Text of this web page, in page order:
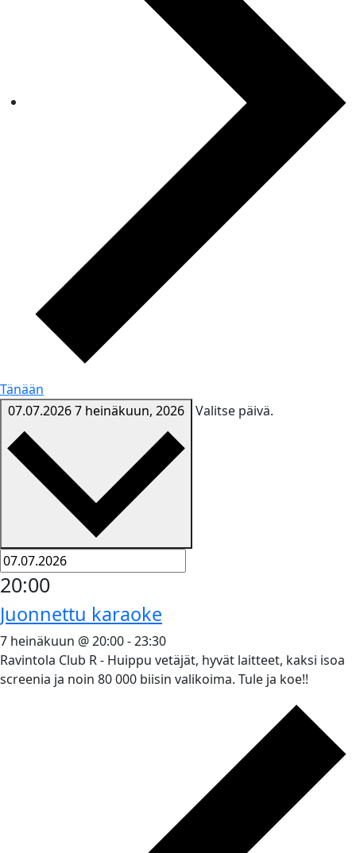
Tänään
07.07.20267 heinäkuun, 2026 Valitse päivä.
20:00
Juonnettu karaoke
7 heinäkuun @ 20:00-23:30
Ravintola Club R - Huippu vetäjät, hyvät laitteet, kaksi isoa
screenia ja noin 80 000 biisin valikoima. Tule ja koe!!